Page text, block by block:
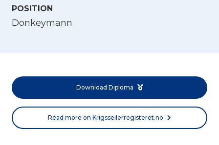
POSITION
Donkeymann
Download Diploma
Read more on Krigsseilerregisteret.no